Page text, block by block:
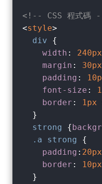
<!-- CSS 程式碼
<style>
div {
width : 240px
margin : 30px
padding :
font-size :
border : 1px
  }
strong
{
.a
strong
{
padding : 20px
border : 10px
  }